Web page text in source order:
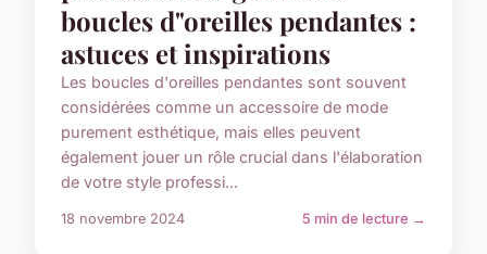
boucles d"oreilles pendantes :
astuces et inspirations
Les boucles d'oreilles pendantes sont souvent
considérées comme un accessoire de mode
purement esthétique, mais elles peuvent
également jouer un rôle crucial dans l'élaboration
de votre style professi...
18 novembre 2024 5 min de lecture →